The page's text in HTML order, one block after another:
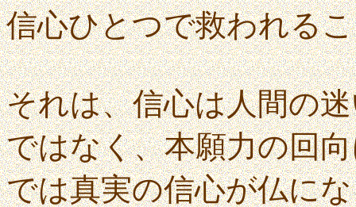
信心ひとつで救われる
それは、信心は人間の
ではなく、本願力の回
では真実の信心が仏に